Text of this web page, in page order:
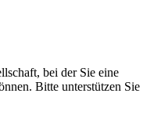
bei der Sie eine
Bitte unterstützen Sie